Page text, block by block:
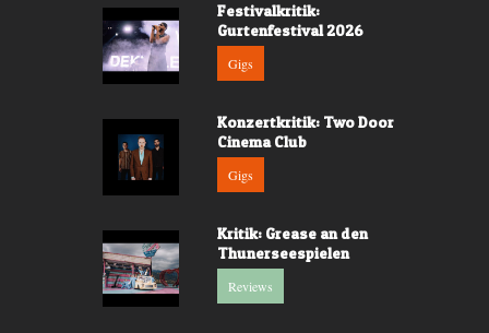
Festivalkritik:
Gurtenfestival 2026
Gigs
Konzertkritik: Two Door
Cinema Club
Gigs
Kritik: Grease an den
Thunerseespielen
Reviews